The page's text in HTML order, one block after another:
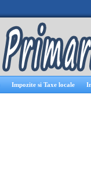
Impozite si Taxe locale